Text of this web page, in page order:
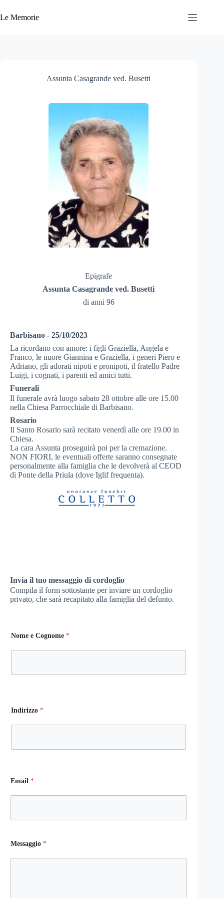
al
contenuto
Le Memorie
Assunta Casagrande ved. Busetti
Epigrafe
Assunta Casagrande ved. Busetti
di anni 96
Barbisano - 25/10/2023
La ricordano con amore: i figli Graziella, Angela e
Franco, le nuore Giannina e Graziella, i generi Piero e
Adriano, gli adorati nipoti e pronipoti, il fratello Padre
Luigi, i cognati, i parenti ed amici tutti.
Funerali
Il funerale avrà luogo sabato 28 ottobre alle ore 15.00
nella Chiesa Parrocchiale di Barbisano.
Rosario
Il Santo Rosario sarà recitato venerdì alle ore 19.00 in
Chiesa.
La cara Assunta proseguirà poi per la cremazione.
NON FIORI, le eventuali offerte saranno consegnate
personalmente alla famiglia che le devolverà al CEOD
di Ponte della Priula (dove Iglif frequenta).
Invia il tuo messaggio di cordoglio
Compila il form sottostante per inviare un cordoglio
privato, che sarà recapitato alla famiglia del defunto.
Nome e Cognome *
Indirizzo *
Email *
Messaggio *